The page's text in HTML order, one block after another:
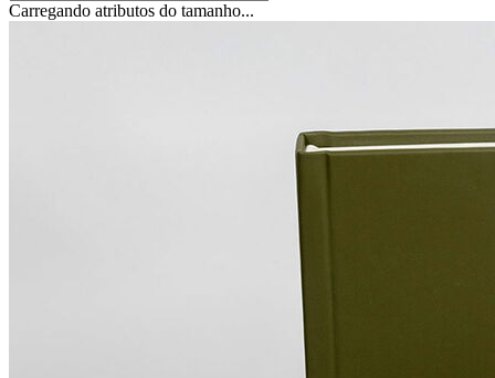
Carregando atributos do tamanho...